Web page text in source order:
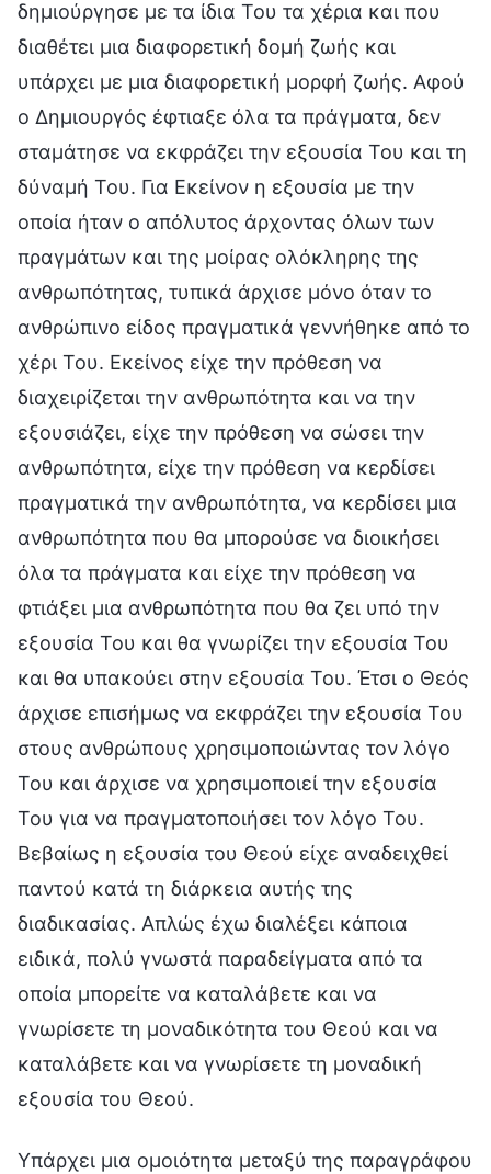
δημιούργησε με τα ίδια Του τα χέρια και που
διαθέτει μια διαφορετική δομή ζωής και
υπάρχει με μια διαφορετική μορφή ζωής. Αφού
ο Δημιουργός έφτιαξε όλα τα πράγματα, δεν
σταμάτησε να εκφράζει την εξουσία Του και τη
δύναμή Του. Για Εκείνον η εξουσία με την
οποία ήταν ο απόλυτος άρχοντας όλων των
πραγμάτων και της μοίρας ολόκληρης της
ανθρωπότητας, τυπικά άρχισε μόνο όταν το
ανθρώπινο είδος πραγματικά γεννήθηκε από το
χέρι Του. Εκείνος είχε την πρόθεση να
διαχειρίζεται την ανθρωπότητα και να την
εξουσιάζει, είχε την πρόθεση να σώσει την
ανθρωπότητα, είχε την πρόθεση να κερδίσει
πραγματικά την ανθρωπότητα, να κερδίσει μια
ανθρωπότητα που θα μπορούσε να διοικήσει
όλα τα πράγματα και είχε την πρόθεση να
φτιάξει μια ανθρωπότητα που θα ζει υπό την
εξουσία Του και θα γνωρίζει την εξουσία Του
και θα υπακούει στην εξουσία Του. Έτσι ο Θεός
άρχισε επισήμως να εκφράζει την εξουσία Του
στους ανθρώπους χρησιμοποιώντας τον λόγο
Του και άρχισε να χρησιμοποιεί την εξουσία
Του για να πραγματοποιήσει τον λόγο Του.
Βεβαίως η εξουσία του Θεού είχε αναδειχθεί
παντού κατά τη διάρκεια αυτής της
διαδικασίας. Απλώς έχω διαλέξει κάποια
ειδικά, πολύ γνωστά παραδείγματα από τα
οποία μπορείτε να καταλάβετε και να
γνωρίσετε τη μοναδικότητα του Θεού και να
καταλάβετε και να γνωρίσετε τη μοναδική
εξουσία του Θεού.
Υπάρχει μια ομοιότητα μεταξύ της παραγράφου